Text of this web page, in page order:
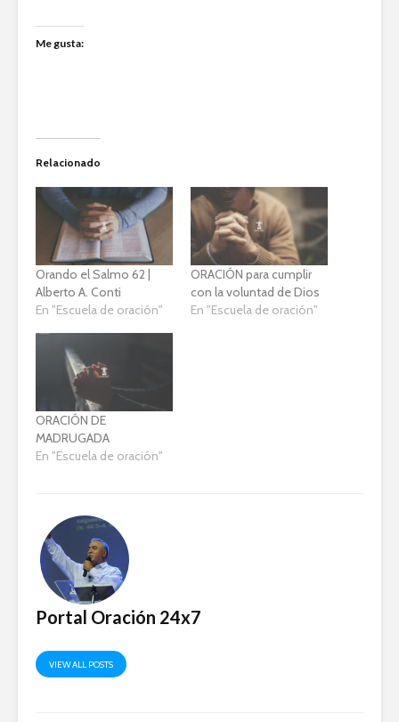
Me gusta:
Relacionado
Orando el Salmo 62 |
Alberto A. Conti
En "Escuela de oración"
ORACIÓN para cumplir
con la voluntad de Dios
En "Escuela de oración"
ORACIÓN DE
MADRUGADA
En "Escuela de oración"
Portal Oración 24x7
VIEW ALL POSTS